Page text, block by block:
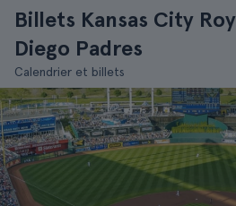
Billets Kansas City
Diego Padres
Calendrier et billets